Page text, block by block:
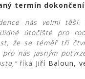
termín
nás velmi
útočiště pro
že se téměř tři
nás jasným
říká Jiří Baloun,